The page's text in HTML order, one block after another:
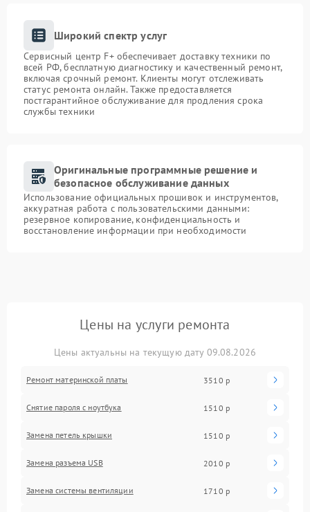
Широкий спектр услуг
Сервисный центр F+ обеспечивает доставку техники по
всей РФ, бесплатную диагностику и качественный ремонт,
включая срочный ремонт. Клиенты могут отслеживать
статус ремонта онлайн. Также предоставляется
постгарантийное обслуживание для продления срока
службы техники
Оригинальные программные решение и
безопасное обслуживание данных
Использование официальных прошивок и инструментов,
аккуратная работа с пользовательскими данными:
резервное копирование, конфиденциальность и
восстановление информации при необходимости
Цены на услуги ремонта
Цены актуальны на текущую дату 09.08.2026
Ремонт материнской платы 3510 р
Снятие пароля с ноутбука 1510 р
Замена петель крышки 1510 р
Замена разъема USB 2010 р
Замена системы вентиляции 1710 р